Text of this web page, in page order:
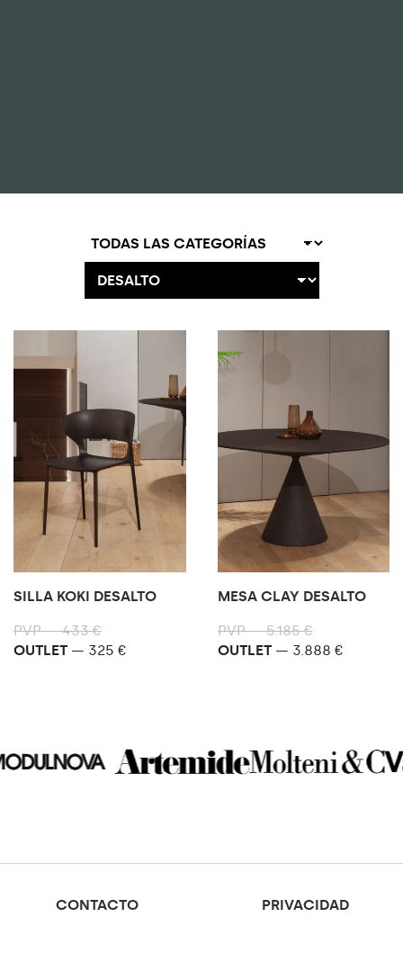
OPORTUNIDADES DE DISEÑO
SILLA KOKI DESALTO
PVP — 433 €
OUTLET — 325 €
MESA CLAY DESALTO
PVP — 5.185 €
OUTLET— 3.888 €
CONTACTO PRIVACIDAD